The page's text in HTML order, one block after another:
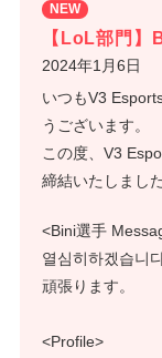
NEW
【LoL部門】
2024年1月6日
いつもV3
うございます。
この度、V3
締結いたしまし
<Bini選手
열심히하겠습니
頑張ります。
<Profile>